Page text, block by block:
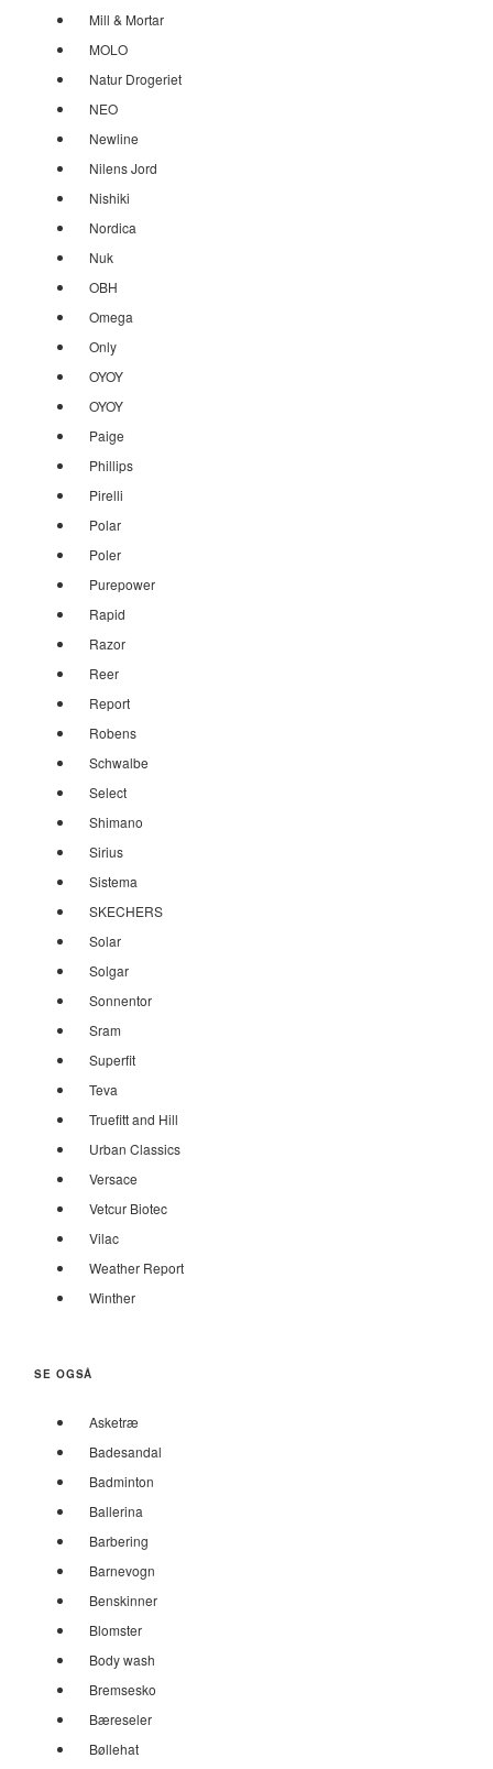
Mill & Mortar
MOLO
Natur Drogeriet
NEO
Newline
Nilens Jord
Nishiki
Nordica
Nuk
OBH
Omega
Only
OYOY
OYOY
Paige
Phillips
Pirelli
Polar
Poler
Purepower
Rapid
Razor
Reer
Report
Robens
Schwalbe
Select
Shimano
Sirius
Sistema
SKECHERS
Solar
Solgar
Sonnentor
Sram
Superfit
Teva
Truefitt and Hill
Urban Classics
Versace
Vetcur Biotec
Vilac
Weather Report
Winther
SE OGSÅ
Asketræ
Badesandal
Badminton
Ballerina
Barbering
Barnevogn
Benskinner
Blomster
Body wash
Bremsesko
Bæreseler
Bøllehat